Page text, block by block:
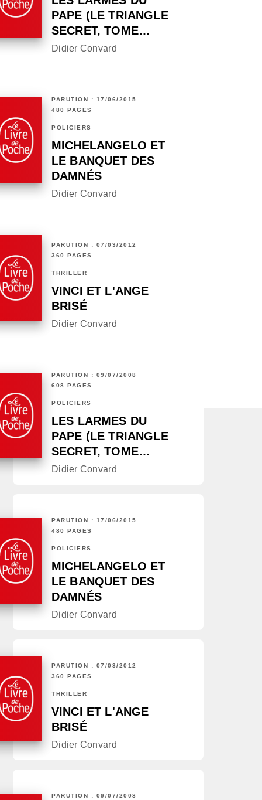
PAPE (LE TRIANGLE
SECRET, TOME…
Didier Convard
PARUTION : 17/06/2015
480 PAGES
POLICIERS
MICHELANGELO ET
LE BANQUET DES
DAMNÉS
Didier Convard
PARUTION : 07/03/2012
360 PAGES
THRILLER
VINCI ET L'ANGE
BRISÉ
Didier Convard
PARUTION : 09/07/2008
608 PAGES
POLICIERS
LES LARMES DU
PAPE (LE TRIANGLE
SECRET, TOME…
Didier Convard
PARUTION : 17/06/2015
480 PAGES
POLICIERS
MICHELANGELO ET
LE BANQUET DES
DAMNÉS
Didier Convard
PARUTION : 07/03/2012
360 PAGES
THRILLER
VINCI ET L'ANGE
BRISÉ
Didier Convard
PARUTION : 09/07/2008